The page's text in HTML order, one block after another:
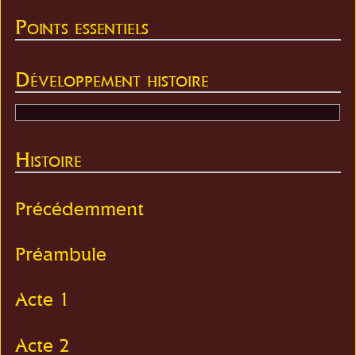
Points essentiels
Développement histoire
Histoire
Précédemment
Préambule
Acte 1
Acte 2